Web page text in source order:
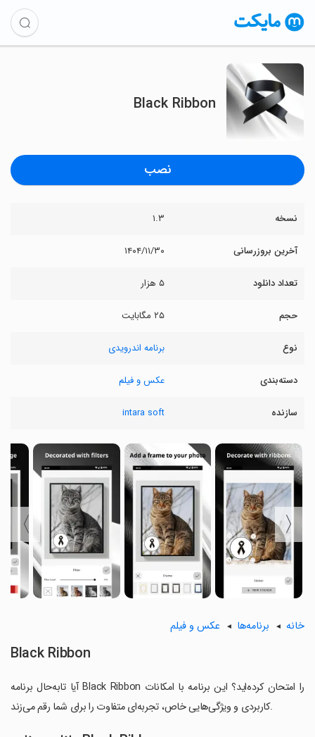
Black Ribbon
نصب
نسخه ۱.۳
آخرین بروزرسانی ۱۴۰۴/۱۱/۳۰
تعداد دانلود ۵ هزار
حجم ۲۵ مگابایت
نوع برنامه اندرویدی
دسته‌بندی عکس و فیلم
سازنده intara soft
〈
〉
خانه برنامه‌ها عکس و فیلم
Black Ribbon
آیا تابه‌حال برنامه Black Ribbon را امتحان کرده‌اید؟ این برنامه با امکانات
کاربردی و ویژگی‌هایی خاص، تجربه‌ای متفاوت را برای شما رقم می‌زند.